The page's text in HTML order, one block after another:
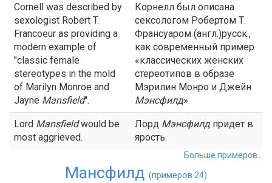
Cornell was described by
sexologist Robert T.
Francoeur as providing a
modern example of
"classic female
stereotypes in the mold
of Marilyn Monroe and
Jayne Mansfield".
Корнелл был описана
сексологом Робертом Т.
Франсуаром (англ.)русск.,
как современный пример
«классических женских
стереотипов в образе
Мэрилин Монро и Джейн
Мэнсфилд».
Lord Mansfieldwould be
most aggrieved.
Лорд Мэнсфилд придет в
ярость.
Больше примеров...
Мансфилд (примеров 24)